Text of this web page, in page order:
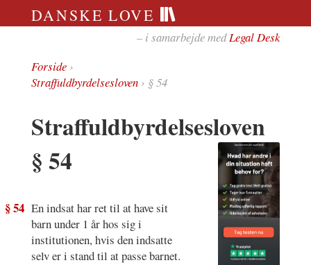
DANSKE LOVE
– i samarbejde medLegal Desk
Forside›
Straffuldbyrdelsesloven› § 54
Straffuldbyrdelsesloven
§ 54
§ 54 En indsat har ret til at have sit
barn under 1 år hos sig i
institutionen, hvis den indsatte
selv er i stand til at passe barnet.